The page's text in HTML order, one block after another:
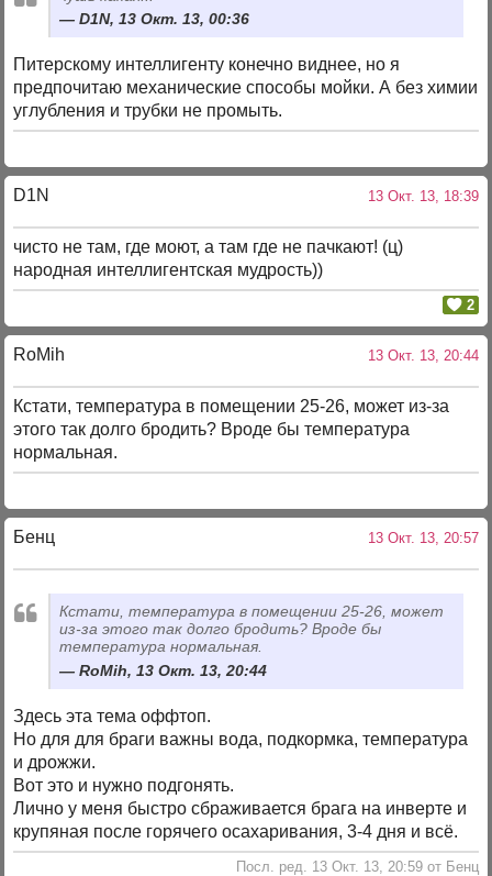
D1N, 13 Окт. 13, 00:36
Питерскому интеллигенту конечно виднее, но я
предпочитаю механические способы мойки. А без химии
углубления и трубки не промыть.
D1N 13 Окт. 13, 18:39
чисто не там, где моют, а там где не пачкают! (ц)
народная интеллигентская мудрость))
2
RoMih 13 Окт. 13, 20:44
Кстати, температура в помещении 25-26, может из-за
этого так долго бродить? Вроде бы температура
нормальная.
Бенц 13 Окт. 13, 20:57
Кстати, температура в помещении 25-26, может
из-за этого так долго бродить? Вроде бы
температура нормальная.
RoMih, 13 Окт. 13, 20:44
Здесь эта тема оффтоп.
Но для для браги важны вода, подкормка, температура
и дрожжи.
Вот это и нужно подгонять.
Лично у меня быстро сбраживается брага на инверте и
крупяная после горячего осахаривания, 3-4 дня и всё.
Посл. ред. 13 Окт. 13, 20:59 от Бенц